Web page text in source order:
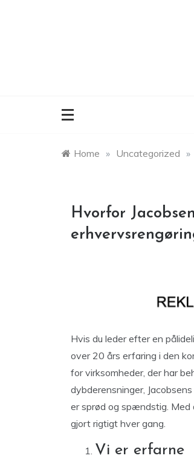
Home » Uncategorized »
Hvorfor
Hvis du leder efter en
over 20 års erfaring i den
for virksomheder, der har
dybderensninger,
er sprød og spændstig. Med
gjort rigtigt hver gang.
Vi er erfarne